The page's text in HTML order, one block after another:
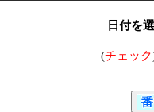
日付を
(チェック